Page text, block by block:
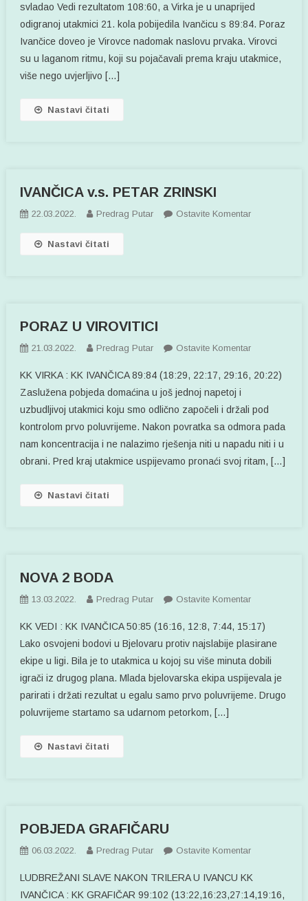
svladao Vedi rezultatom 108:60, a Virka je u unaprijed
odigranoj utakmici 21. kola pobijedila Ivančicu s 89:84. Poraz
Ivančice doveo je Virovce nadomak naslovu prvaka. Virovci
su u laganom ritmu, koji su pojačavali prema kraju utakmice,
više nego uvjerljivo […]
Nastavi čitati
IVANČICA v.s. PETAR ZRINSKI
22.03.2022. Predrag Putar Ostavite KomentarNa
Nastavi čitati
PORAZ U VIROVITICI
21.03.2022. Predrag Putar Ostavite KomentarNa
U
KK VIRKA : KK IVANČICA 89:84 (18:29, 22:17, 29:16, 20:22)
Zaslužena pobjeda domaćina u još jednoj napetoj i
uzbudljivoj utakmici koju smo odlično započeli i držali pod
kontrolom prvo poluvrijeme. Nakon povratka sa odmora pada
nam koncentracija i ne nalazimo rješenja niti u napadu niti i u
obrani. Pred kraj utakmice uspijevamo pronaći svoj ritam, […]
Nastavi čitati
NOVA 2 BODA
13.03.2022. Predrag Putar Ostavite KomentarNa
2
BODA
KK VEDI : KK IVANČICA 50:85 (16:16, 12:8, 7:44, 15:17)
Lako osvojeni bodovi u Bjelovaru protiv najslabije plasirane
ekipe u ligi. Bila je to utakmica u kojoj su više minuta dobili
igrači iz drugog plana. Mlada bjelovarska ekipa uspijevala je
parirati i držati rezultat u egalu samo prvo poluvrijeme. Drugo
poluvrijeme startamo sa udarnom petorkom, […]
Nastavi čitati
POBJEDA GRAFIČARU
06.03.2022. Predrag Putar Ostavite KomentarNa
GRAFIČARU
LUDBREŽANI SLAVE NAKON TRILERA U IVANCU KK
IVANČICA : KK GRAFIČAR 99:102 (13:22,16:23,27:14,19:16,